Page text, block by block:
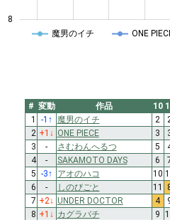
8
魔男のイチ ONE
# 変動 作品 10
1
-1 ↑ 魔男のイチ 2
2 +1 ↓ ONE PIECE 3
3
- さむわんへるつ 5
4
- SAKAMOTO DAYS 6
5 -3↑ アオのハコ 10
6
- しのびごと 11
7 +2↓ UNDER DOCTOR 4
8 +1 ↓ カグラバチ 9